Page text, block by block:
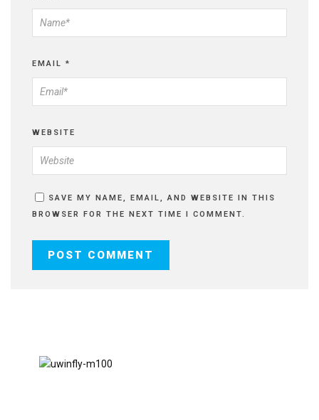
EMAIL *
WEBSITE
SAVE MY NAME, EMAIL, AND WEBSITE IN THIS
BROWSER FOR THE NEXT TIME I COMMENT.